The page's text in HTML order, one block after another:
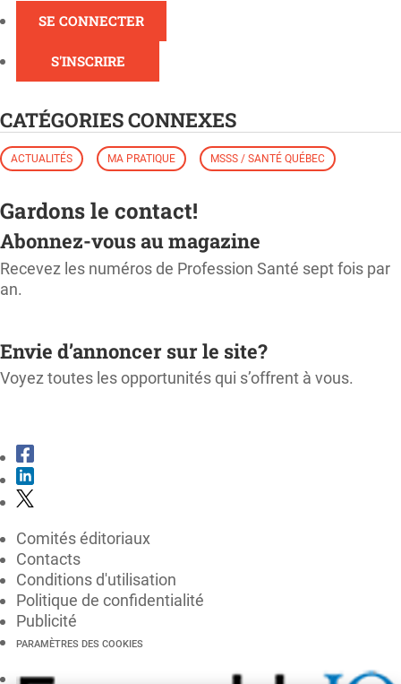
SE CONNECTER
S'INSCRIRE
CATÉGORIES CONNEXES
ACTUALITÉS MA PRATIQUE MSSS / SANTÉ QUÉBEC
Gardons le contact!
Abonnez-vous au magazine
Recevez les numéros de Profession Santé sept fois par
an.
Envie d’annoncer sur le site?
Voyez toutes les opportunités qui s’offrent à vous.
Comités éditoriaux
Contacts
Conditions d'utilisation
Politique de confidentialité
Publicité
PARAMÈTRES DES COOKIES